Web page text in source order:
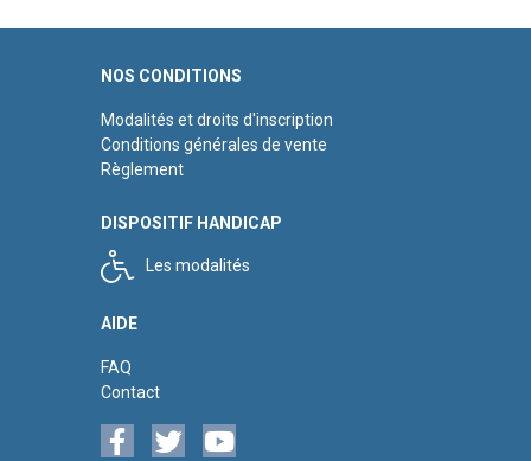
NOS CONDITIONS
Modalités et droits d'inscription
Conditions générales de vente
Règlement
DISPOSITIF HANDICAP
Les modalités
AIDE
FAQ
Contact